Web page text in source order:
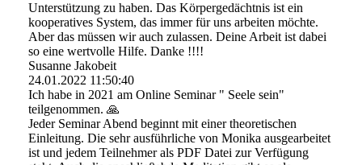
Unterstützung zu haben. Das Körpergedächtnis ist ein
kooperatives System, das immer für uns arbeiten möchte.
Aber das müssen wir auch zulassen. Deine Arbeit ist dabei
so eine wertvolle Hilfe. Danke !!!!
Susanne Jakobeit
24.01.2022 11:50:40
Ich habe in 2021 am Online Seminar " Seele sein"
teilgenommen. 🙏
Jeder Seminar Abend beginnt mit einer theoretischen
Einleitung. Die sehr ausführliche von Monika ausgearbeitet
ist und jedem Teilnehmer als PDF Datei zur Verfügung